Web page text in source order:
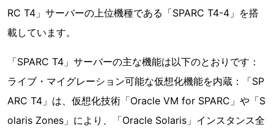
RC T4」サーバーの上位機種である「SPARC T4-4」を搭
載しています。
「SPARC T4」サーバーの主な機能は以下のとおりです：
ライブ・マイグレーション可能な仮想化機能を内蔵：「SP
ARC T4」は、仮想化技術「Oracle VM for SPARC」や「S
olaris Zones」により、「Oracle Solaris」インスタンス全